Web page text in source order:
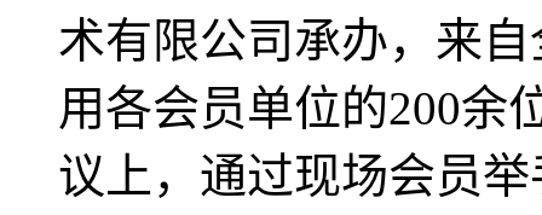
术有限公司承办，来
用各会员单位的200余
议上，通过现场会员